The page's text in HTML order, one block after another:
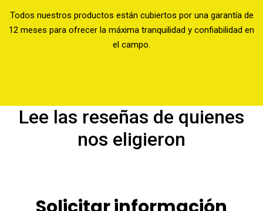
Todos nuestros productos están cubiertos por una garantía de
12 meses para ofrecer la máxima tranquilidad y confiabilidad en
el campo.
Lee las reseñas de quienes
nos eligieron